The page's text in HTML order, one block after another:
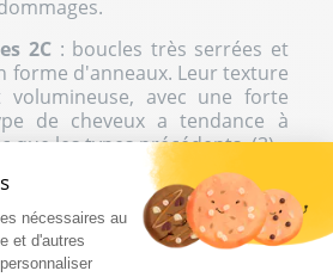
nécessaires au
et d'autres
2C: boucles très serrées et
forme d'anneaux. Leur texture
volumineuse, avec une forte
de cheveux a tendance à
que les types précédents. (3)
de type 3
3 sont couramment appelés